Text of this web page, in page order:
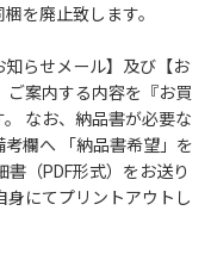
を廃止致します。
知らせメール】及び【お
ご案内する内容を『お買
なお、納品書が必要な
欄へ 「納品書希望」を
（PDF形式）をお送り
身にてプリントアウトし